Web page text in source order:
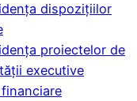
dispozițiilor
proiectelor de
executive